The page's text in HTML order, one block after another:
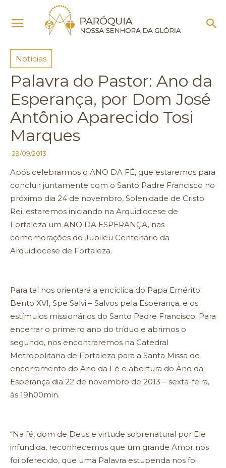
Notícias
Notícias
Palavra do Pastor: Ano da
Esperança, por Dom José
Antônio Aparecido Tosi
Marques
29/09/2013
Após celebrarmos o ANO DA FÉ, que estaremos para
concluir juntamente com o Santo Padre Francisco no
próximo dia 24 de novembro, Solenidade de Cristo
Rei, estaremos iniciando na Arquidiocese de
Fortaleza um ANO DA ESPERANÇA, nas
comemorações do Jubileu Centenário da
Arquidiocese de Fortaleza.
Para tal nos orientará a encíclica do Papa Emérito
Bento XVI, Spe Salvi – Salvos pela Esperança, e os
estímulos missionários do Santo Padre Francisco. Para
encerrar o primeiro ano do tríduo e abrimos o
segundo, nos encontraremos na Catedral
Metropolitana de Fortaleza para a Santa Missa de
encerramento do Ano da Fé e abertura do Ano da
Esperança dia 22 de novembro de 2013 – sexta-feira,
às 19h00min.
“Na fé, dom de Deus e virtude sobrenatural por Ele
infundida, reconhecemos que um grande Amor nos
foi oferecido, que uma Palavra estupenda nos foi